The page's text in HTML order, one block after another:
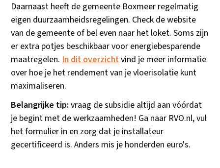
Daarnaast heeft de gemeente Boxmeer regelmatig
eigen duurzaamheidsregelingen. Check de website
van de gemeente of bel even naar het loket. Soms zijn
er extra potjes beschikbaar voor energiebesparende
maatregelen.In dit overzichtvind je meer informatie
over hoe je het rendement van je vloerisolatie kunt
maximaliseren.
Belangrijke tip: vraag de subsidie altijd aan vóórdat
je begint met de werkzaamheden! Ga naar RVO.nl, vul
het formulier in en zorg dat je installateur
gecertificeerd is. Anders mis je honderden euro's.